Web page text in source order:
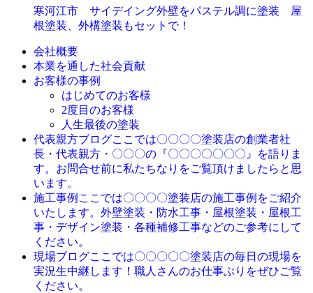
寒河江市 サイデイング外壁をパステル調に塗装 屋
根塗装、外構塗装もセットで！
会社概要
本業を通した社会貢献
お客様の事例
はじめてのお客様
2度目のお客様
人生最後の塗装
代表親方ブログここでは〇〇〇〇塗装店の創業者社
長・代表親方・〇〇〇の『〇〇〇〇〇〇〇』を語りま
す。お問合せ前に私たちなりをご覧頂けましたらと思
います。
施工事例 ここでは〇〇〇〇塗装店の施工事例をご紹介
いたします。外壁塗装・防水工事・屋根塗装・屋根工
事・デザイン塗装・各種補修工事などのご参考にして
ください。
現場ブログここでは〇〇〇〇〇塗装店の毎日の現場を
実況生中継します！職人さんのお仕事ぶりをぜひご覧
ください。